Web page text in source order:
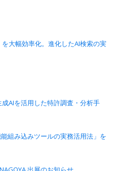
大幅効率化。進化したAI検索の実
AIを活用した特許調査・分析手
組み込みツールの実務活用法」を